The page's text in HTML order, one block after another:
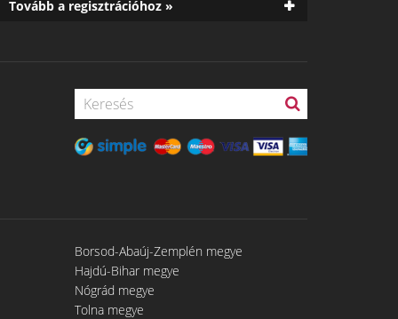
Tovább a regisztrációhoz »
Borsod-Abaúj-Zemplén megye
Hajdú-Bihar megye
Nógrád megye
Tolna megye